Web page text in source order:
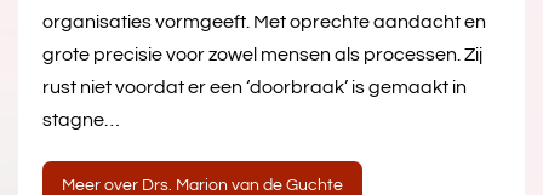
organisaties vormgeeft. Met oprechte aandacht en
grote precisie voor zowel mensen als processen. Zij
rust niet voordat er een ‘doorbraak’ is gemaakt in
stagne…
Meer over Drs. Marion van de Guchte